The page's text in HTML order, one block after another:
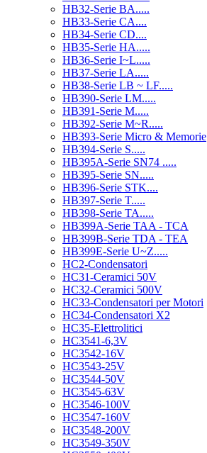
HB32-Serie BA.....
HB33-Serie CA....
HB34-Serie CD....
HB35-Serie HA.....
HB36-Serie I~L.....
HB37-Serie LA.....
HB38-Serie LB ~ LF.....
HB390-Serie LM.....
HB391-Serie M.....
HB392-Serie M~R.....
HB393-Serie Micro & Memorie
HB394-Serie S.....
HB395A-Serie SN74 .....
HB395-Serie SN.....
HB396-Serie STK....
HB397-Serie T.....
HB398-Serie TA.....
HB399A-Serie TAA - TCA
HB399B-Serie TDA - TEA
HB399E-Serie U~Z.....
HC2-Condensatori
HC31-Ceramici 50V
HC32-Ceramici 500V
HC33-Condensatori per Motori
HC34-Condensatori X2
HC35-Elettrolitici
HC3541-6,3V
HC3542-16V
HC3543-25V
HC3544-50V
HC3545-63V
HC3546-100V
HC3547-160V
HC3548-200V
HC3549-350V